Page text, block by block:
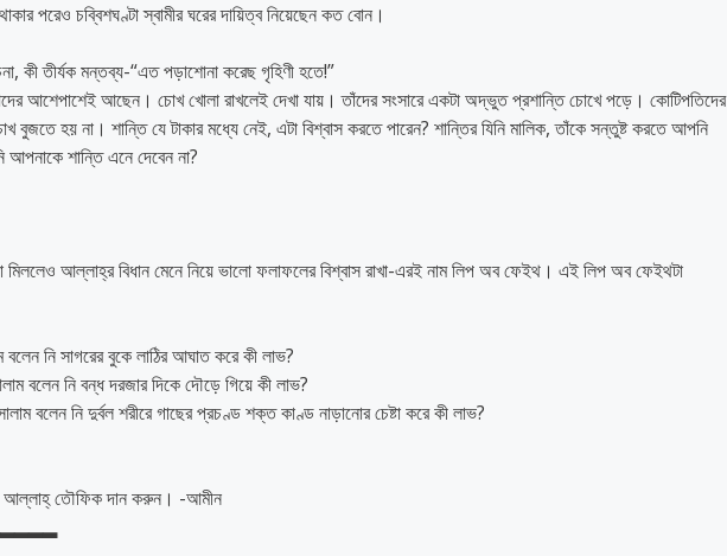
পরেও চব্বিশঘণ্টা স্বামীর ঘরের দায়িত্ব নিয়েছেন কত বোন।
কী তীর্যক মন্তব্য-“এত পড়াশোনা করেছ গৃহিণী হতে!”
আশেপাশেই আছেন। চোখ খোলা রাখলেই দেখা যায়। তাঁদের সংসারে একটা অদ্ভুত প্রশান্তি চোখে পড়ে। কোটিপতিদের
বুজতে হয় না। শান্তি যে টাকার মধ্যে নেই, এটা বিশ্বাস করতে পারেন? শান্তির যিনি মালিক, তাঁকে সন্তুষ্ট করতে আপনি
শান্তি এনে দেবেন না?
মিললেও আল্লাহ্‌র বিধান মেনে নিয়ে ভালো ফলাফলের বিশ্বাস রাখা-এরই নাম লিপ অব ফেইথ। এই লিপ অব ফেইথটা
নি সাগরের বুকে লাঠির আঘাত করে কী লাভ?
বলেন নি বন্ধ দরজার দিকে দৌড়ে গিয়ে কী লাভ?
বলেন নি দুর্বল শরীরে গাছের প্রচণ্ড শক্ত কাণ্ড নাড়ানোর চেষ্টা করে কী লাভ?
আল্লাহ্‌ তৌফিক দান করুন। -আমীন